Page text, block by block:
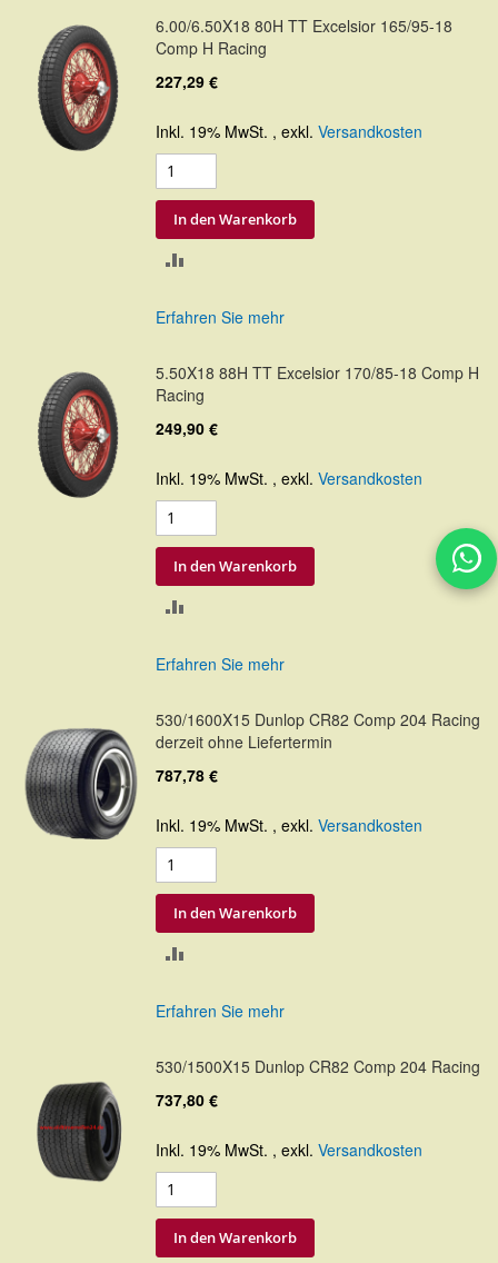
6.00/6.50X18 80H TT Excelsior 165/95-18
Comp H Racing
227,29 €
Inkl. 19% MwSt. , exkl. Versandkosten
In den Warenkorb
Erfahren Sie mehr
5.50X18 88H TT Excelsior 170/85-18 Comp H
Racing
249,90 €
Inkl. 19% MwSt. , exkl. Versandkosten
In den Warenkorb
Erfahren Sie mehr
530/1600X15 Dunlop CR82 Comp 204 Racing
derzeit ohne Liefertermin
787,78 €
Inkl. 19% MwSt. , exkl. Versandkosten
In den Warenkorb
Erfahren Sie mehr
530/1500X15 Dunlop CR82 Comp 204 Racing
737,80 €
Inkl. 19% MwSt. , exkl. Versandkosten
In den Warenkorb